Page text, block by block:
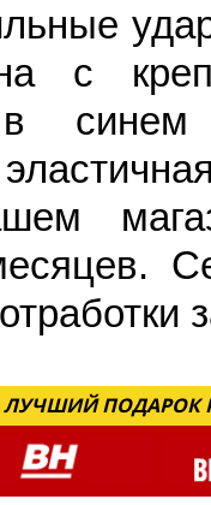
с
в синем
ЛУЧШИЙ ПОДАРОК